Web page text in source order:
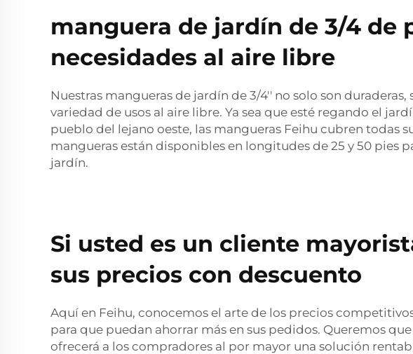
manguera de jardín de 3/4 de
necesidades al aire libre
Nuestras mangueras de jardín de 3/4'' no solo son
variedad de usos al aire libre. Ya sea que esté regando el
pueblo del lejano oeste, las mangueras Feihu cubren todas
mangueras están disponibles en longitudes de 25 y 50 pies
jardín.
Si usted es un cliente
sus precios con descuento
Aquí en Feihu, conocemos el arte de los precios
para que puedan ahorrar más en sus pedidos. Queremos
ofrecerá a los compradores al por mayor una solución